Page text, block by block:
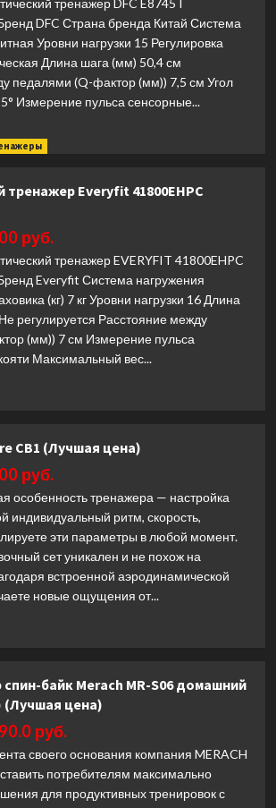
тренажер DFC E8745T
DFC Страна бренда Китай Система
Уровни нагрузки 15 Регулировка
Длина шага (мм) 50,4 см
педалями (Q-фактор (мм)) 7,5 см Угол
Измерение пульса сенсорные...
тренажер Everyfit 41800EHPC
руб.
тренажер EVERYFIT 41800EHPC
Everyfit Система нагружения
(кг) 7 кг Уровни нагрузки 16 Длина
регулируется Расстояние между
(мм)) 7 см Измерение пульса
Максимальный вес...
CB1 (Лучшая цена)
руб.
особенность тренажера — настройка
индивидуальный ритм, скорость,
эти параметры в любой момент.
сет уникален и не похож на
встроенной аэродинамической
новые ощущения от...
байк Merach MR-S06 домашний
(Лучшая цена)
руб.
своего основания компания MERACH
потребителям максимально
для продуктивных тренировок с